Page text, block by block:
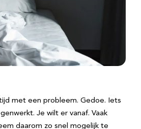
met een probleem. Gedoe. Iets
Je wilt er vanaf. Vaak
daarom zo snel mogelijk te